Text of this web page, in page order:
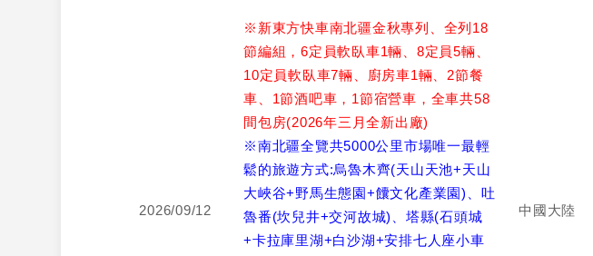
2026/09/12
※新東方快車南北疆金秋專列、全列18
節編組，6定員軟臥車1輛、8定員5輛、
10定員軟臥車7輛、廚房車1輛、2節餐
車、1節酒吧車，1節宿營車，全車共58
間包房(2026年三月全新出廠)
※南北疆全覽共5000公里市場唯一最輕
鬆的旅遊方式:烏魯木齊(天山天池+天山
大峽谷+野馬生態園+饢文化產業園)、吐
魯番(坎兒井+交河故城)、塔縣(石頭城
+卡拉庫里湖+白沙湖+安排七人座小車
中國大陸